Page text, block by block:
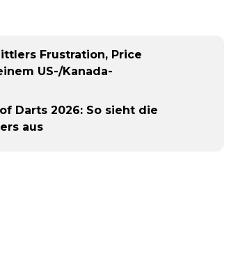
Frustration, Price
US-/Kanada-
Darts 2026: So sieht die
aus